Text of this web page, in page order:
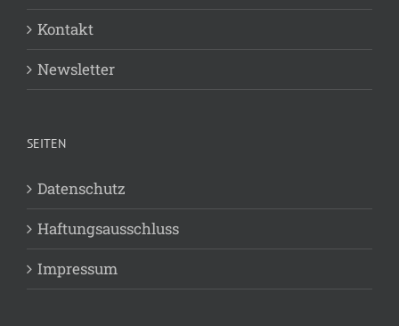
Kontakt
Newsletter
SEITEN
Datenschutz
Haftungsausschluss
Impressum